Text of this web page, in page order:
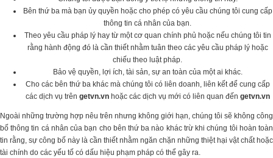
Bên thứ ba mà bạn ủy quyền hoặc cho phép có yêu cầu chúng tôi cung cấp
thông tin cá nhân của bạn.
Theo yêu cầu pháp lý hay từ một cơ quan chính phủ hoặc nếu chúng tôi tin
rằng hành động đó là cần thiết nhằm tuân theo các yêu cầu pháp lý hoặc
chiếu theo luật pháp.
Bảo vệ quyền, lợi ích, tài sản, sự an toàn của một ai khác.
Cho các bên thứ ba khác mà chúng tôi có liên doanh, liên kết để cung cấp
các dịch vụ trên getvn.vnhoặc các dịch vụ mới có liên quan đến getvn.vn
Ngoài những trường hợp nêu trên nhưng không giới hạn, chúng tôi sẽ không công
bố thông tin cá nhân của bạn cho bên thứ ba nào khác trừ khi chúng tôi hoàn toàn
tin rằng, sự công bố này là cần thiết nhằm ngăn chặn những thiệt hại vật chất hoặc
tài chính do các yếu tố có dấu hiệu phạm pháp có thể gây ra.